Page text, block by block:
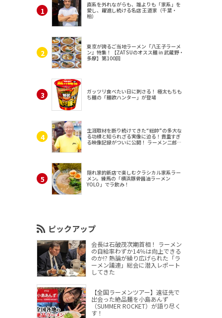
直系を外れながらも、誰よりも「家系」を
愛し、躍進し続ける名店 王道家（千葉・
柏）
東京が誇るご当地ラーメン『八王子ラーメ
ン』特集！【ZATSUのオスス麺 in 武蔵野・
多摩】第100回
ガッツリ食べたい日に刺さる！ 極太もちも
ち麺の「麺欲ハンター」が登場
生涯取材を断り続けてきた“総帥”の多大な
る功績と知られざる実像に迫る！貴重すぎ
る映像記録がついに公開！ ラーメン二郎
隠れ家的新店で楽しむクラシカル家系ラー
メン。練馬の「横浜豚骨醤油ラーメン
YOLO」でラ飲み！
ピックアップ
会長は石破茂次期首相！ ラーメン
の自給率わずか14％は向上できる
のか!? 熱論が繰り広げられた「ラ
ーメン議連」総会に潜入レポート
してきた
【全国ラーメンツアー】遠征先で
出会った絶品麺を小島あんず
（SUMMER ROCKET）が語り尽く
す！